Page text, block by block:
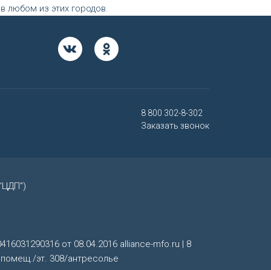
любом из этих городов.
8 800 302-8-302
Заказать звонок
от 08.04.2016 alliance-mfo.ru | 8
помещ./эт. 308/антресолье